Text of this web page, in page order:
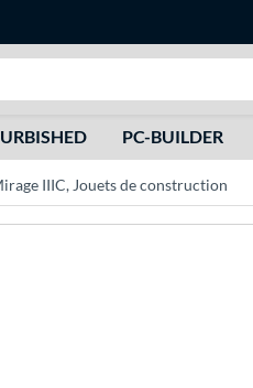
PC-BUILDER
IIIC, Jouets de construction